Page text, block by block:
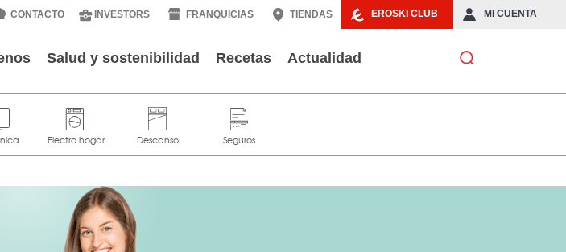
EROSKI CLUB MI CUENTA
CONTACTO INVESTORS FRANQUICIAS TIENDAS
Salud y sostenibilidad Recetas Actualidad